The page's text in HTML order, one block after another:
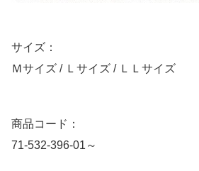
サイズ：
Ｍサイズ / Ｌサイズ / ＬＬサイズ
商品コード：
71-532-396-01～